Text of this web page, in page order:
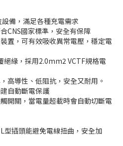
備，滿足各種充電需求
CNS國家標準，安全有保障
置，可有效吸收異常電壓，穩定電
絕緣，採用2.0mm2 VCTF規格電
高導性、低阻抗，安全又耐用。
自動斷電保護
開關，當電量超載時會自動切斷電
型插頭能避免電線扭曲，安全加